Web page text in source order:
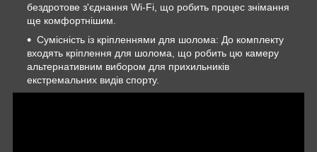
бездротове з'єднання Wi-Fi, що робить процес знімання
ще комфортнішим.
Сумісність із кріпленнями для шолома: До комплекту
входять кріплення для шолома, що робить цю камеру
альтернативним вибором для прихильників
екстремальних видів спорту.